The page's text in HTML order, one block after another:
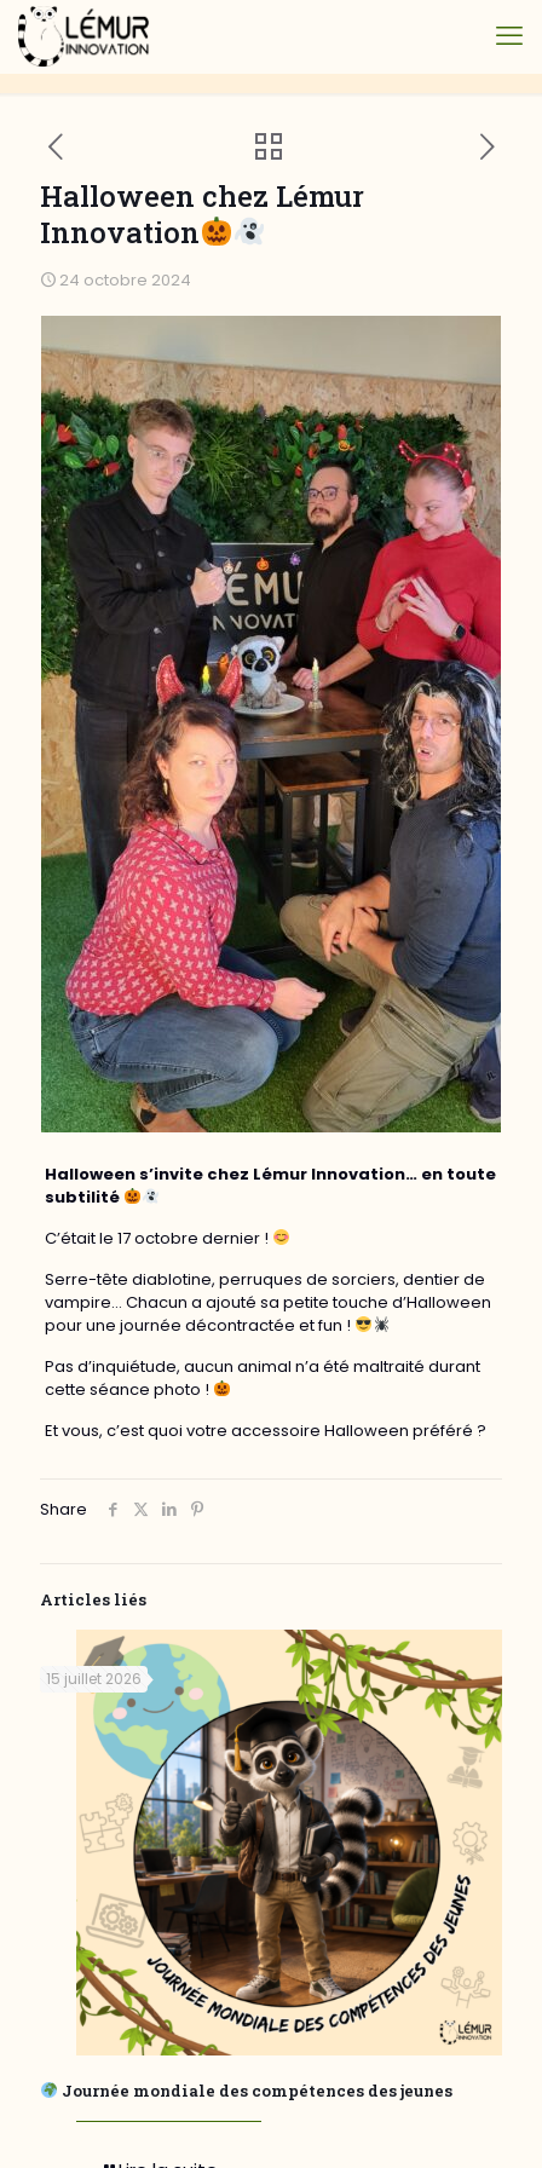
Halloween chez Lémur
Innovation
24 octobre 2024
Halloween s’invite chez Lémur Innovation… en toute
subtilité
C’était le 17 octobre dernier !
Serre-tête diablotine, perruques de sorciers, dentier de
vampire… Chacun a ajouté sa petite touche d’Halloween
pour une journée décontractée et fun !
Pas d’inquiétude, aucun animal n’a été maltraité durant
cette séance photo !
Et vous, c’est quoi votre accessoire Halloween préféré ?
Share
Articles liés
15 juillet 2026
Journée mondiale des compétences des jeunes